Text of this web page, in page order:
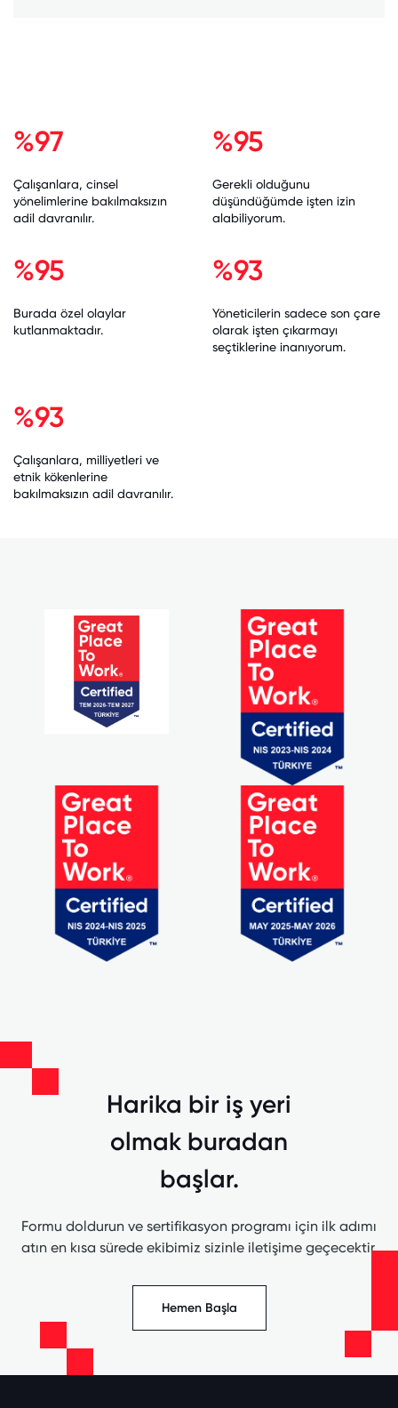
%97
Çalışanlara, cinsel
yönelimlerine bakılmaksızın
adil davranılır.
%95
Gerekli olduğunu
düşündüğümde işten izin
alabiliyorum.
%95
Burada özel olaylar
kutlanmaktadır.
%93
Yöneticilerin sadece son çare
olarak işten çıkarmayı
seçtiklerine inanıyorum.
%93
Çalışanlara, milliyetleri ve
etnik kökenlerine
bakılmaksızın adil davranılır.
Harika bir iş yeri
olmak buradan
başlar.
Formu doldurun ve sertifikasyon programı için ilk adımı
atın en kısa sürede ekibimiz sizinle iletişime geçecektir.
Hemen Başla